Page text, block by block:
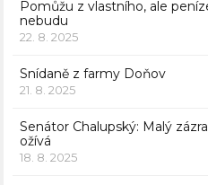
Pomůžu z vlastního, ale
nebudu
22. 8. 2025
Snídaně z farmy Doňov
21. 8. 2025
Senátor Chalupský: Malý
ožívá
18. 8. 2025